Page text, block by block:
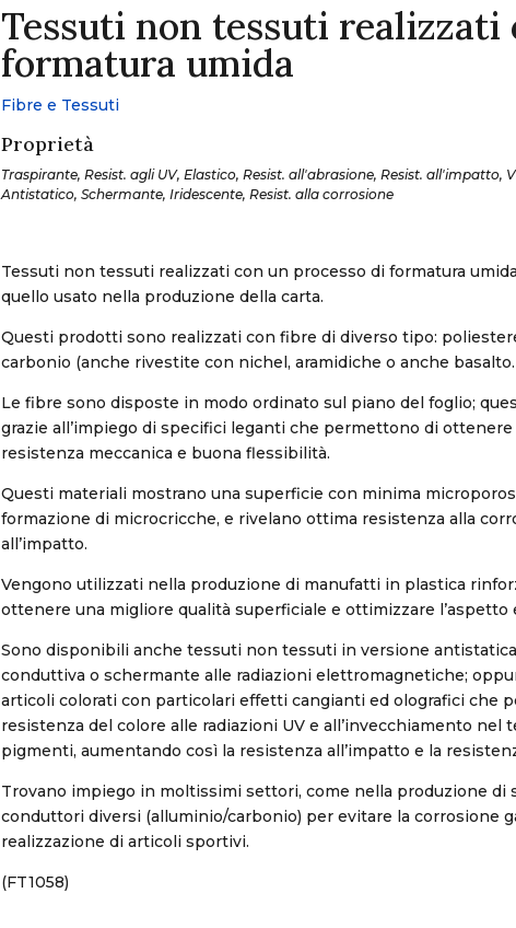
Tessuti non tessuti realizzati
formatura umida
Fibre e Tessuti
Proprietà
Traspirante, Resist. agli UV, Elastico, Resist. all'abrasione, Resist. all'impatto,
Antistatico, Schermante, Iridescente, Resist. alla corrosione
Tessuti non tessuti realizzati con un processo di formatura
quello usato nella produzione della carta.
Questi prodotti sono realizzati con fibre di diverso tipo:
carbonio (anche rivestite con nichel, aramidiche o anche basalto.
Le fibre sono disposte in modo ordinato sul piano del foglio;
grazie all’impiego di specifici leganti che permettono di
resistenza meccanica e buona flessibilità.
Questi materiali mostrano una superficie con minima
formazione di microcricche, e rivelano ottima resistenza alla
all’impatto.
Vengono utilizzati nella produzione di manufatti in plastica
ottenere una migliore qualità superficiale e ottimizzare l’aspetto
Sono disponibili anche tessuti non tessuti in versione
conduttiva o schermante alle radiazioni elettromagnetiche;
articoli colorati con particolari effetti cangianti ed olografici che
resistenza del colore alle radiazioni UV e all’invecchiamento nel
pigmenti, aumentando così la resistenza all’impatto e la
Trovano impiego in moltissimi settori, come nella produzione di
conduttori diversi (alluminio/carbonio) per evitare la corrosione
realizzazione di articoli sportivi.
(FT1058)